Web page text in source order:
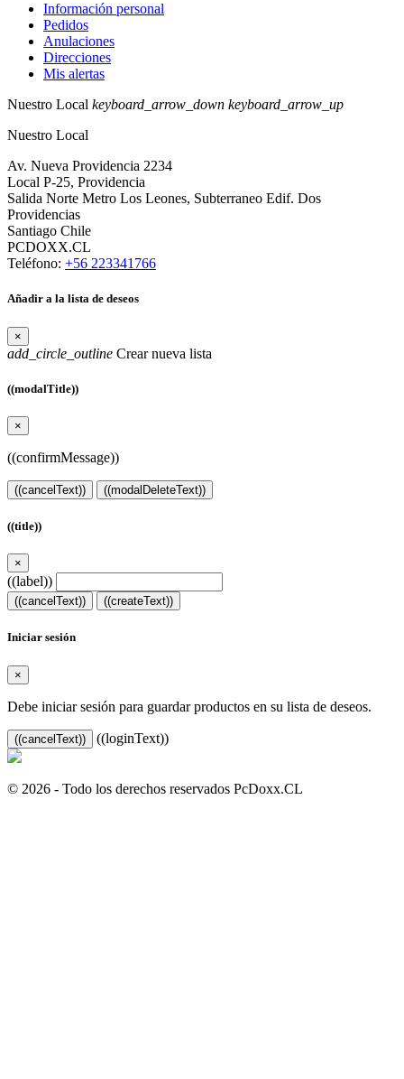
Información personal
Pedidos
Anulaciones
Direcciones
Mis alertas
Nuestro Local keyboard_arrow_down keyboard_arrow_up
Nuestro Local
Av. Nueva Providencia 2234
Local P-25, Providencia
Salida Norte Metro Los Leones, Subterraneo Edif. Dos
Providencias
Santiago Chile
PCDOXX.CL
Teléfono: +56 223341766
Añadir a la lista de deseos
×
add_circle_outline Crear nueva lista
((modalTitle))
×
((confirmMessage))
((cancelText)) ((modalDeleteText))
((title))
×
((label))
((cancelText)) ((createText))
Iniciar sesión
×
Debe iniciar sesión para guardar productos en su lista de deseos.
((cancelText)) ((loginText))
© 2026 - Todo los derechos reservados PcDoxx.CL